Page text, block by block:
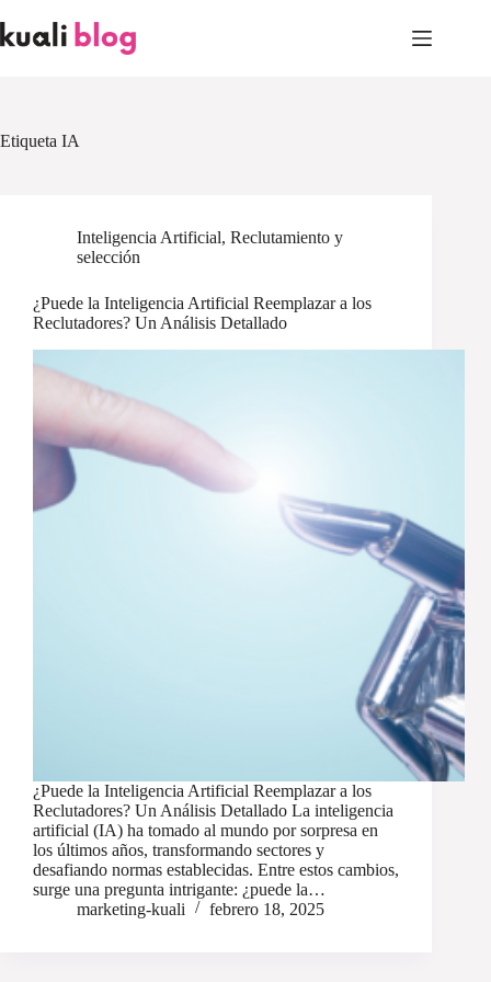
to
content
Etiqueta IA
Inteligencia Artificial, Reclutamiento y
selección
¿Puede la Inteligencia Artificial Reemplazar a los
Reclutadores? Un Análisis Detallado
¿Puede la Inteligencia Artificial Reemplazar a los
Reclutadores? Un Análisis Detallado La inteligencia
artificial (IA) ha tomado al mundo por sorpresa en
los últimos años, transformando sectores y
desafiando normas establecidas. Entre estos cambios,
surge una pregunta intrigante: ¿puede la…
marketing-kuali
febrero 18, 2025